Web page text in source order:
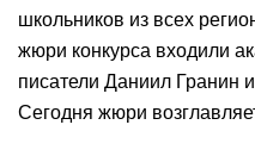
школьников из всех
жюри конкурса входили
писатели Даниил Гранин
Сегодня жюри